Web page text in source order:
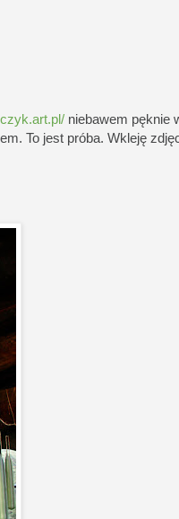
niebawem pęknie
To jest próba. Wkleję